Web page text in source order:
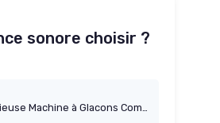
sonore choisir ?
Machine à Glaçons, 1,3l/12kg, Silencieuse Machine à Glacons Comptoir avec Pelle à Glaçons, Machine à Glaçons Autonettoyante et Portable pour Maison/Cuisine/Camping